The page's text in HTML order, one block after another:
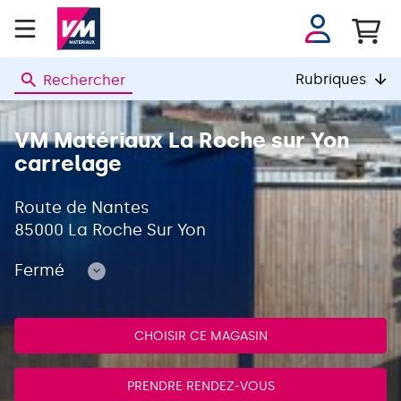
Se
connecter
Rechercher
Rubriques
VM
MATERIAUX
VM Matériaux La Roche sur Yon
carrelage
Route de Nantes
85000 La Roche Sur Yon
Fermé
horairesCHOISIR CE MAGASIN
PRENDRE RENDEZ-VOUS